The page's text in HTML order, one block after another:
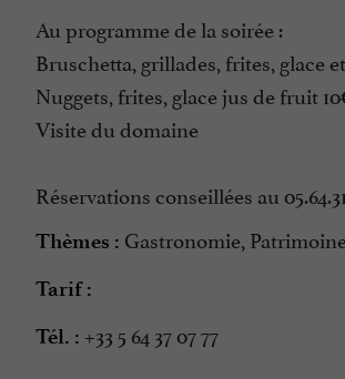
Au programme de la soirée :
Bruschetta, grillades, frites, glace
Nuggets, frites, glace jus de fruit
Visite du domaine
Réservations conseillées au
Thèmes : Gastronomie,
Tarif :
Tél. : +33 5 64 37 07 77